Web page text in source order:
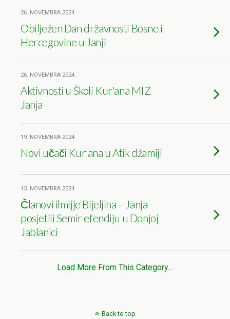
26. NOVEMBRA 2024.
Obilježen Dan državnosti Bosne i
Hercegovine u Janji
26. NOVEMBRA 2024.
Aktivnosti u Školi Kur'ana MIZ
Janja
19. NOVEMBRA 2024.
Novi učači Kur'ana u Atik džamiji
13. NOVEMBRA 2024.
Članovi ilmijje Bijeljina – Janja
posjetili Semir efendiju u Donjoj
Jablanici
Load More From This Category…
Back to top